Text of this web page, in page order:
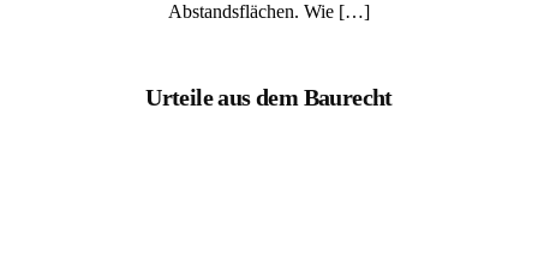
Abstandsflächen. Wie […]
Urteile aus dem Baurecht